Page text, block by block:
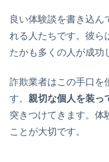
良い体験談を書き込ん
れる人たちです。彼ら
たかも多くの人が成功
詐欺業者はこの手口を
す。 親切な個人を装っ
突きつけてきます。体
ことが大切です。